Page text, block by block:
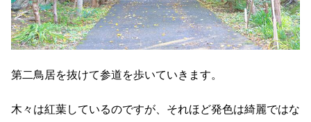
第二鳥居を抜けて参道を歩いていきます。
木々は紅葉しているのですが、それほど発色は綺麗ではな